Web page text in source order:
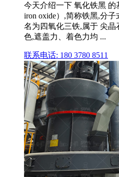
今天介绍一下 氧化铁黑 的
iron oxide）,简称铁黑,分子
名为四氧化三铁,属于 尖
色,遮盖力、着色力均 ...
联系电话: 180 3780 8511